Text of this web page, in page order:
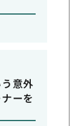
意外
ーを